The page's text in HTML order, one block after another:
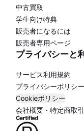
中古買取
学生向け特典
販売者になるには
販売者専用ページ
プライバシーと
サービス利用規約
プライバシーポリシー
Cookieポリシー
会社概要・特定商取